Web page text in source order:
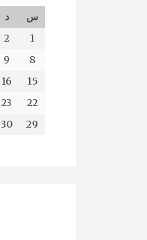
س د
1
2
8
9
15
16
22
23
29
30